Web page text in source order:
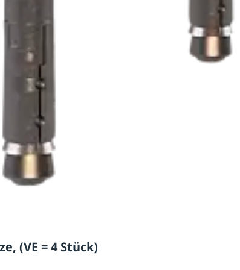
(VE = 4 Stück)